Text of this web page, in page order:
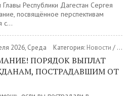
Республики Дагестан Сергея
посвящённое перспективам
с...
2026, Среда Категория: Новости /
ПОРЯДОК ВЫПЛАТ
ПОСТРАДАВШИМ ОТ